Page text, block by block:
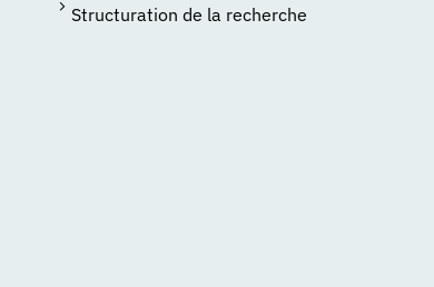
Structuration de la recherche